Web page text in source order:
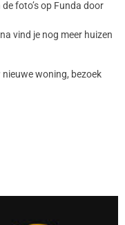
foto’s op Funda door
vind je nog meer huizen
woning, bezoek